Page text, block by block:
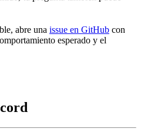
abre una issue en GitHub con
esperado y el